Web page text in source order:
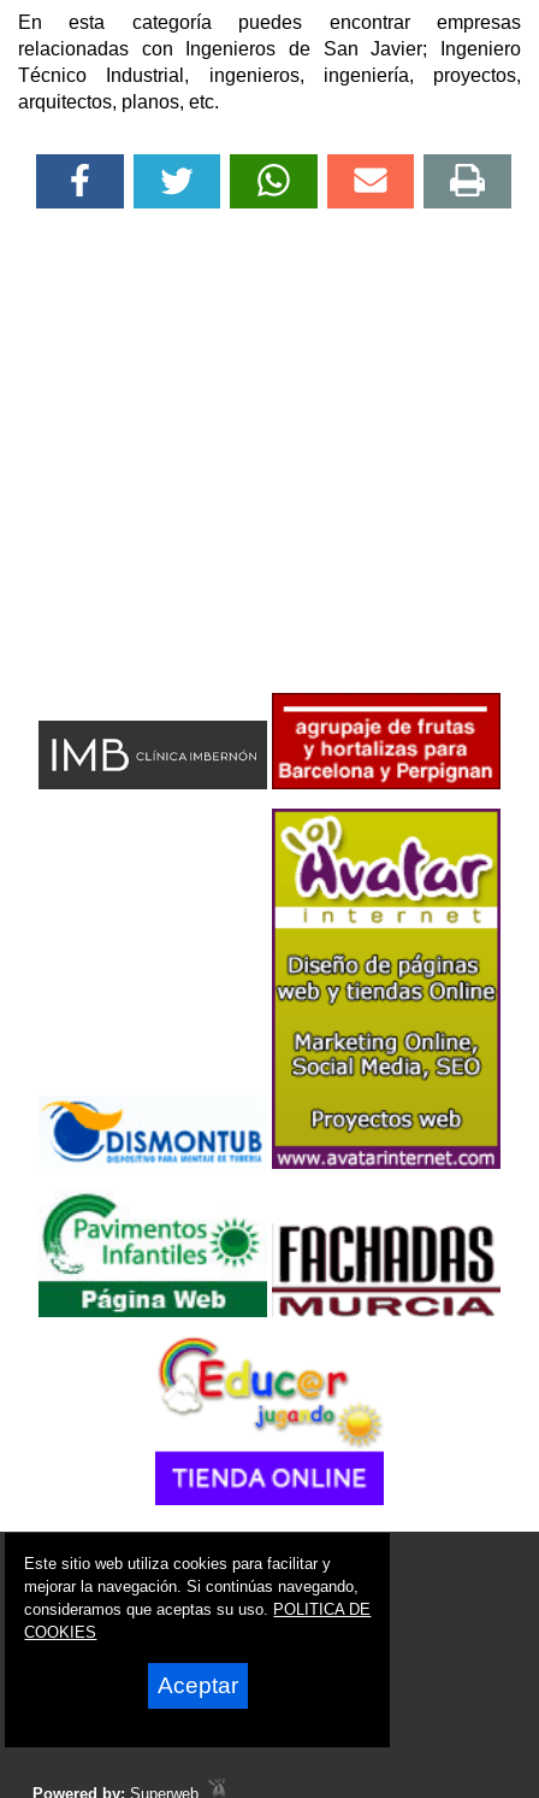
En esta categoría puedes encontrar empresas
relacionadas con Ingenieros de San Javier; Ingeniero
Técnico Industrial, ingenieros, ingeniería, proyectos,
arquitectos, planos, etc.
© 2006 - 2026 Portal de San Javier Noticias
info@portaldesanjavier.es
Síguenos en:
Powered by:Superweb
Este sitio web utiliza cookies para facilitar y
mejorar la navegación. Si continúas navegando,
consideramos que aceptas su uso. POLITICA DE
COOKIES
Aceptar